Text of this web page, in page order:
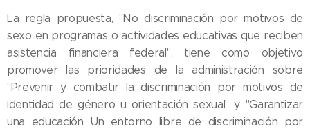
La regla propuesta, "No discriminación por motivos de
sexo en programas o actividades educativas que reciben
asistencia financiera federal", tiene como objetivo
promover las prioridades de la administración sobre
"Prevenir y combatir la discriminación por motivos de
identidad de género u orientación sexual" y "Garantizar
una educación Un entorno libre de discriminación por